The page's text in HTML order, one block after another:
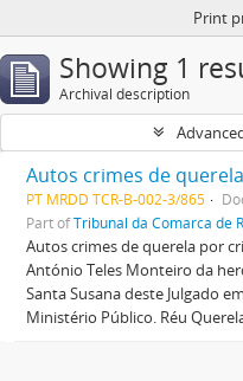
Print
Showing 1
Archival description
Autos crimes de
PT MRDD TCR-B-002-3/865
Part ofTribunal da Comarca de
Autos crimes de querela por
António Teles Monteiro da
Santa Susana deste Julgado
Ministério Público. Réu